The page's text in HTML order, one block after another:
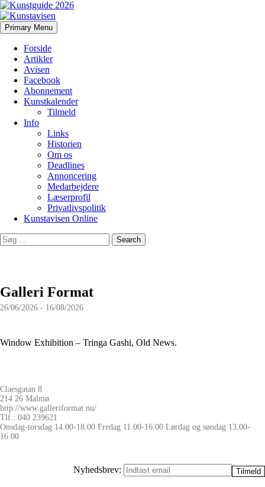
Kunstavisen
Search
Primary Menu Skip
to
Forside
Artikler
Avisen
Facebook
Abonnement
Kunstkalender
Tilmeld
Info
Links
Historien
Om os
Deadlines
Annoncering
Medarbejdere
Læserprofil
Privatlivspolitik
Kunstavisen Online
Search
for:
Galleri Format
26/06/2026 - 16/08/2026
Window Exhibition – Tringa Gashi, Old News.
Claesgatan 8
214 26 Malmø
http://www.galleriformat.nu/
Tlf.: 040 239621
Onsdag-torsdag 14.00-18.00 Fredag 11.00-16.00 Lørdag og søndag 13.00-
16.00
Nyhedsbrev: